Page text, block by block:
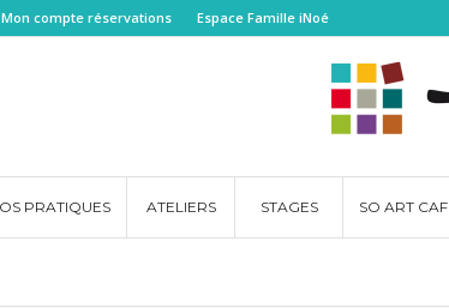
Mon compte réservations Espace Famille iNoé
PRATIQUES ATELIERS STAGES SO ART